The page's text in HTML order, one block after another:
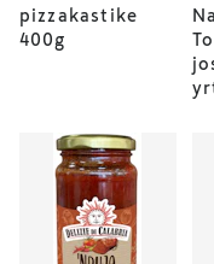
pizzakastike
400g